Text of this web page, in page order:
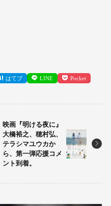
はてブ LINE Pocket
映画『明ける夜に』
大橋裕之、穂村弘、
テラシマユウカか
ら、第一弾応援コメ
ント到着。